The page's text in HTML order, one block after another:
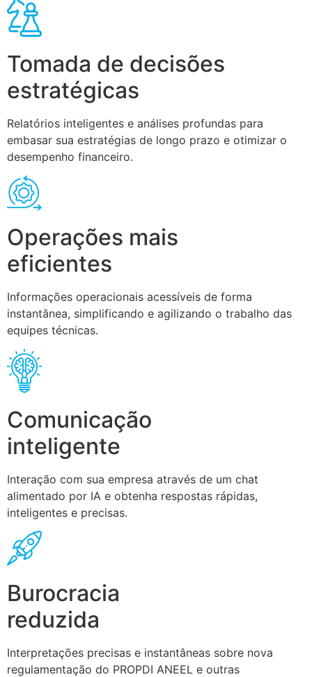
Tomada de decisões
estratégicas
Relatórios inteligentes e análises profundas para
embasar sua estratégias de longo prazo e otimizar o
desempenho financeiro.
Operações mais
eficientes
Informações operacionais acessíveis de forma
instantânea, simplificando e agilizando o trabalho das
equipes técnicas.
Comunicação
inteligente
Interação com sua empresa através de um chat
alimentado por IA e obtenha respostas rápidas,
inteligentes e precisas.
Burocracia
reduzida
Interpretações precisas e instantâneas sobre nova
regulamentação do PROPDI ANEEL e outras